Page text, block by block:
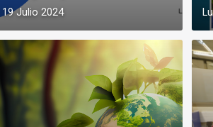
Julio 2024